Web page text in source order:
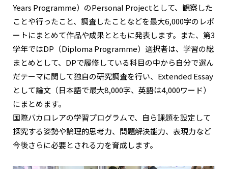
Years Programme）のPersonal Projectとして、観察した
ことや行ったこと、調査したことなどを最大6,000字のレポ
ートにまとめて作品や成果とともに発表します。また、第3
学年ではDP（Diploma Programme）選択者は、学習の総
まとめとして、DPで履修している科目の中から自分で選ん
だテーマに関して独自の研究調査を行い、Extended Essay
として論文（日本語で最大8,000字、英語は4,000ワード）
にまとめます。
国際バカロレアの学習プログラムで、自ら課題を設定して
探究する姿勢や論理的思考力、問題解決能力、表現力など
今後さらに必要とされる力を育成します。